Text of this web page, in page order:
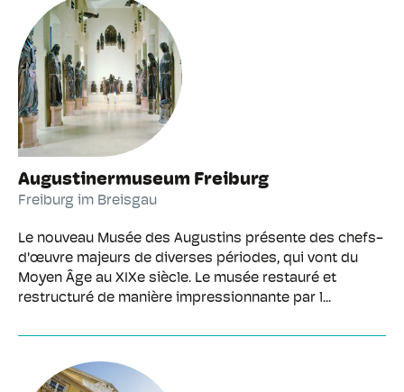
Augustinermuseum Freiburg
Freiburg im Breisgau
Le nouveau Musée des Augustins présente des chefs-
d'œuvre majeurs de diverses périodes, qui vont du
Moyen Âge au XIXe siècle. Le musée restauré et
restructuré de manière impressionnante par l...